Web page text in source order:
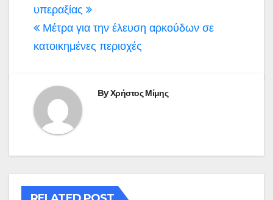
άρθρων
υπεραξίας
Μέτρα για την έλευση αρκούδων σε
κατοικημένες περιοχές
ByΧρήστος Μίμης